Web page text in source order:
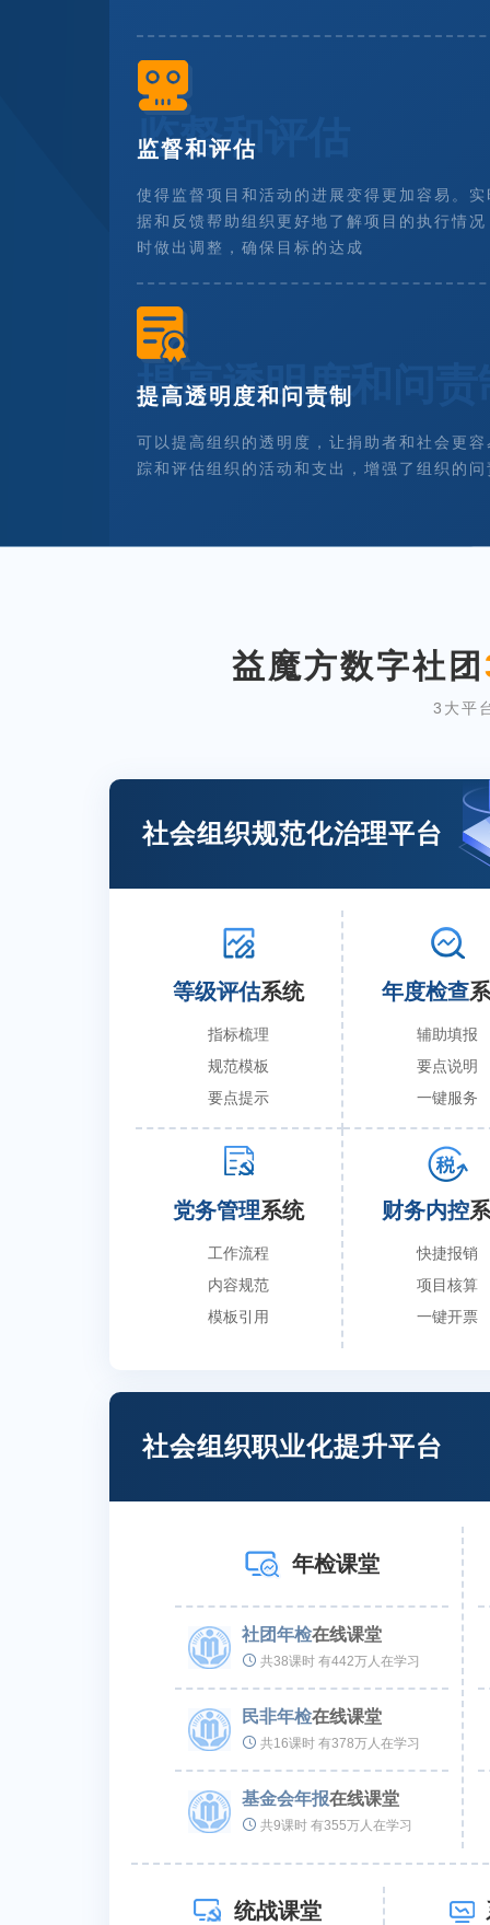
监督和评估
监督和评估
使得监督项目和活动的进展变得更加容易。实
据和反馈帮助组织更好地了解项目的执行情况
时做出调整，确保目标的达成
提高透明度和问责
提高透明度和问责制
可以提高组织的透明度，让捐助者和社会更容
踪和评估组织的活动和支出，增强了组织的
益魔方数字社团
3大平
社会组织规范化治理平台
等级评估系统
指标梳理
规范模板
要点提示
年度检查
辅助填报
要点说明
一键服务
党务管理系统
工作流程
内容规范
模板引用
财务内控
快捷报销
项目核算
一键开票
社会组织职业化提升平台
年检课堂
社团年检在线课堂
共38课时 有442万人在学习
民非年检在线课堂
共16课时 有378万人在学习
基金会年报在线课堂
共9课时 有355万人在学习
统战课堂